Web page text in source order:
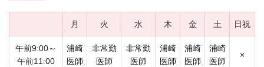
月 火 水 木 金 土 日祝
午前9:00～
午前11:00
浦崎
医師
非常勤
医師
非常勤
医師
浦崎
医師
浦崎
医師
浦崎
医師
×